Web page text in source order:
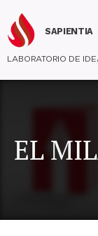
SAPIENTIA
LABORATORIO DE
EL